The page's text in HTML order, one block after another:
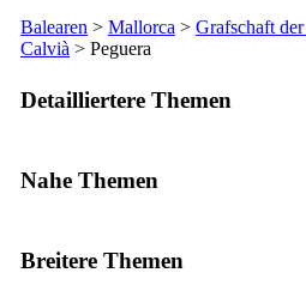
Balearen > Mallorca > Grafschaft der
Calvià > Peguera
Detailliertere Themen
Nahe Themen
Breitere Themen